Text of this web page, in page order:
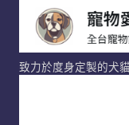
致力於度身定製的犬